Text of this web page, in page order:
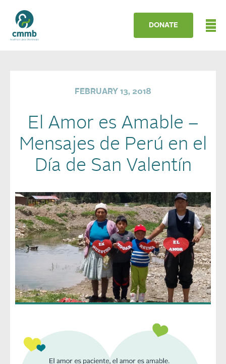
DONATE
FEBRUARY 13, 2018
El Amor es Amable –
Mensajes de Perú en el
Día de San Valentín